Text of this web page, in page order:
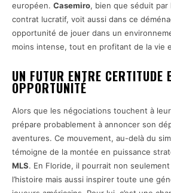
européen. Casemiro, bien que séduit par
contrat lucratif, voit aussi dans ce
opportunité de jouer dans un
moins intense, tout en profitant de la vie
UN FUTUR ENTRE CERTITUDE
OPPORTUNITÉ
Alors que les négociations touchent à
prépare probablement à annoncer son
aventures. Ce mouvement, au-delà du
témoigne de la montée en puissance
MLS. En Floride, il pourrait non seulement
l’histoire mais aussi inspirer toute une